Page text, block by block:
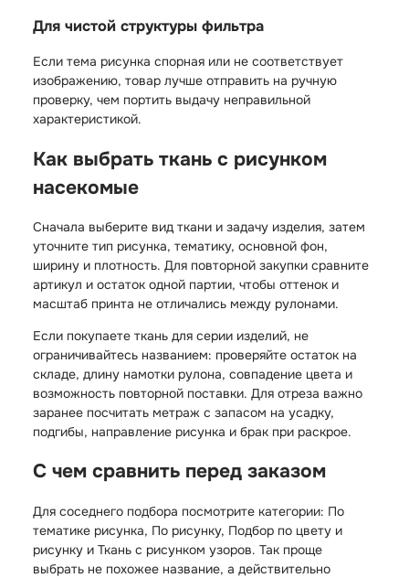
Для чистой структуры фильтра
Если тема рисунка спорная или не соответствует
изображению, товар лучше отправить на ручную
проверку, чем портить выдачу неправильной
характеристикой.
Как выбрать ткань с рисунком
насекомые
Сначала выберите вид ткани и задачу изделия, затем
уточните тип рисунка, тематику, основной фон,
ширину и плотность. Для повторной закупки сравните
артикул и остаток одной партии, чтобы оттенок и
масштаб принта не отличались между рулонами.
Если покупаете ткань для серии изделий, не
ограничивайтесь названием: проверяйте остаток на
складе, длину намотки рулона, совпадение цвета и
возможность повторной поставки. Для отреза важно
заранее посчитать метраж с запасом на усадку,
подгибы, направление рисунка и брак при раскрое.
С чем сравнить перед заказом
Для соседнего подбора посмотрите категории: По
тематике рисунка, По рисунку, Подбор по цвету и
рисунку и Ткань с рисунком узоров. Так проще
выбрать не похожее название, а действительно